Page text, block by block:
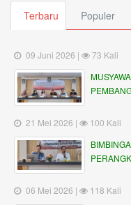
Terbaru Populer
09 Juni 2026 |
73 Kali
21 Mei 2026 |
100 Kali
06 Mei 2026 |
118 Kali